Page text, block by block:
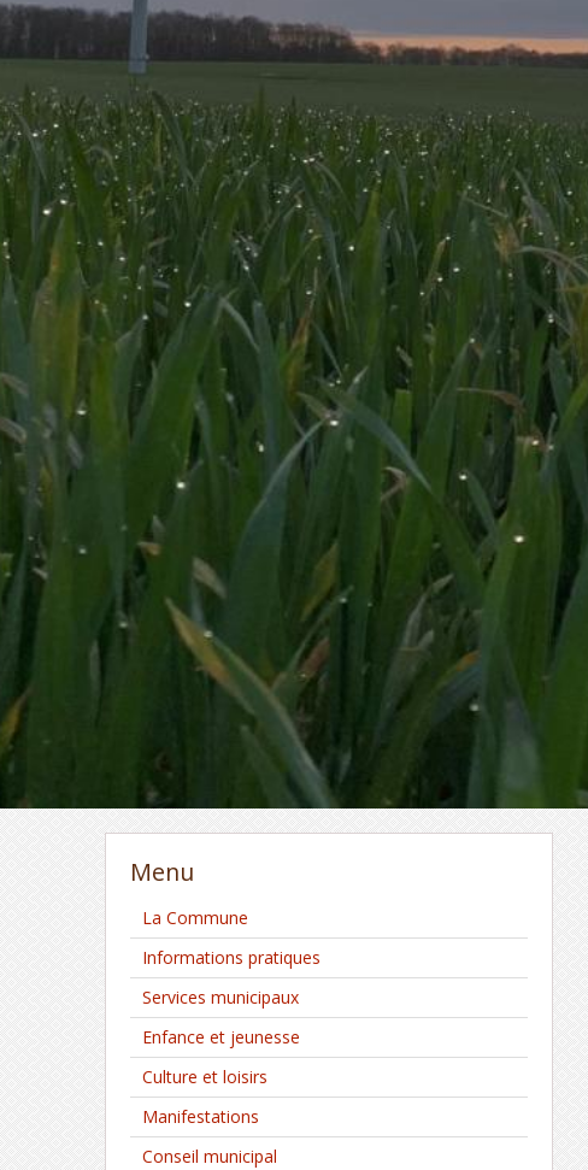
Menu
La Commune
Informations pratiques
Services municipaux
Enfance et jeunesse
Culture et loisirs
Manifestations
Conseil municipal